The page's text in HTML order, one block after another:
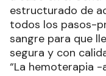
estructurado de
todos los pasos-
sangre para que
segura y con
“La hemoterapia